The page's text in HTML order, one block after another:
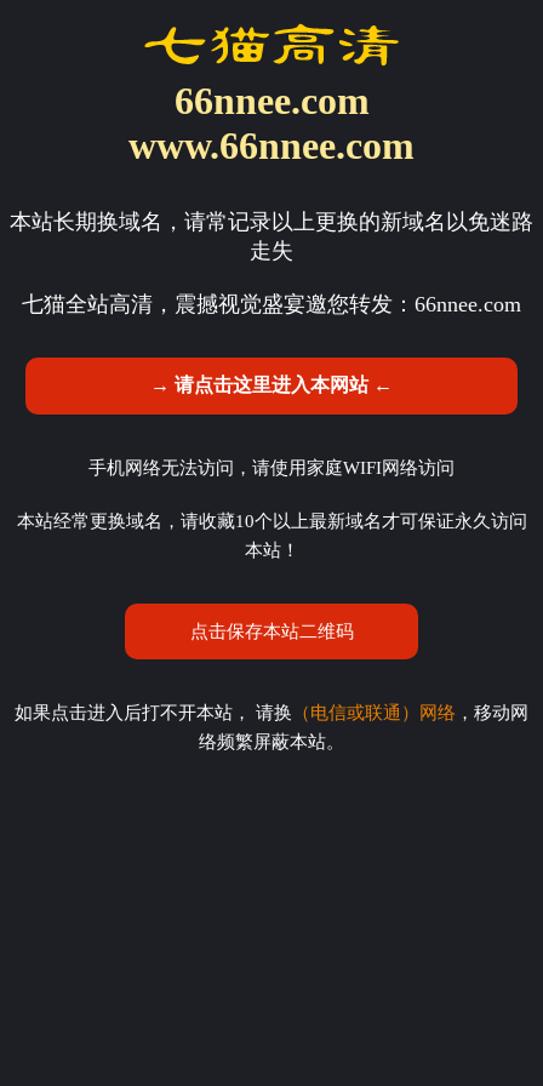
66nnee.com
www.66nnee.com
本站长期换域名，请常记录以上更换的新域名以免迷路
走失
七猫全站高清，震撼视觉盛宴邀您转发： 66nnee.com
→ 请点击这里进入本网站 ←
手机网络无法访问，请使用家庭WIFI网络访问
本站经常更换域名，请收藏10个以上最新域名才可保证永久访问
本站！
点击保存本站二维码
如果点击进入后打不开本站， 请换 （电信或联通）网络 ，移动网
络频繁屏蔽本站。